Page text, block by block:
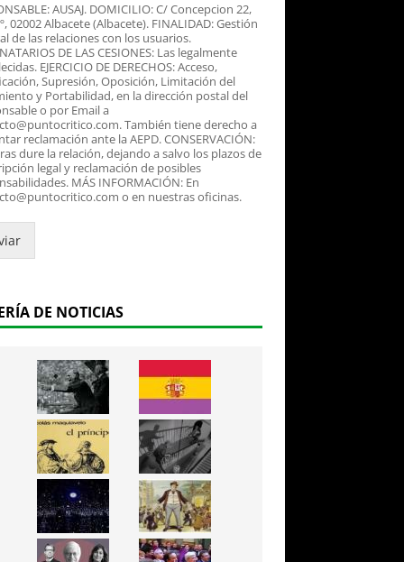
AUSAJ. DOMICILIO: C/ Concepcion 22,
02002 Albacete (Albacete). FINALIDAD: Gestión
de las relaciones con los usuarios.
DE LAS CESIONES: Las legalmente
EJERCICIO DE DERECHOS: Acceso,
Supresión, Oposición, Limitación del
y Portabilidad, en la dirección postal del
o por Email a
También tiene derecho a
reclamación ante la AEPD. CONSERVACIÓN:
dure la relación, dejando a salvo los plazos de
legal y reclamación de posibles
MÁS INFORMACIÓN: En
o en nuestras oficinas.
DE NOTICIAS